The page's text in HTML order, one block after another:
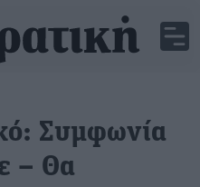
Συμφωνία
– Θα